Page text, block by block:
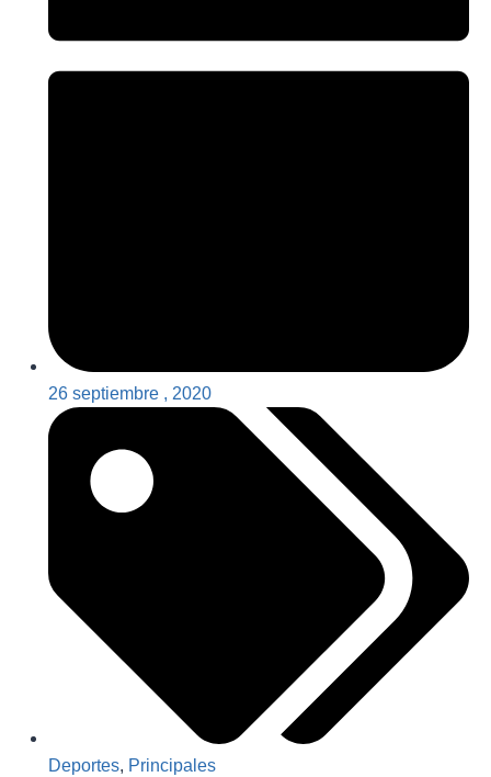
26 septiembre , 2020
Deportes, Principales